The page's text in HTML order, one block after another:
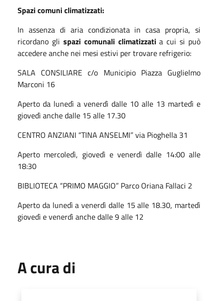
Spazi comuni climatizzati:
In assenza di aria condizionata in casa propria, si
ricordano gli spazi comunali climatizzatia cui si può
accedere anche nei mesi estivi per trovare refrigerio:
SALA CONSILIARE c/o Municipio Piazza Guglielmo
Marconi 16
Aperto da lunedì a venerdì dalle 10 alle 13 martedì e
giovedì anche dalle 15 alle 17.30
CENTRO ANZIANI “TINA ANSELMI” via Pioghella 31
Aperto mercoledì, giovedì e venerdì dalle 14:00 alle
18:30
BIBLIOTECA “PRIMO MAGGIO” Parco Oriana Fallaci 2
Aperto da lunedì a venerdì dalle 15 alle 18.30, martedì
giovedì e venerdì anche dalle 9 alle 12
A cura di